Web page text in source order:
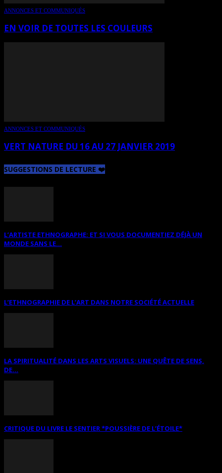
ANNONCES ET COMMUNIQUÉS
EN VOIR DE TOUTES LES COULEURS
ANNONCES ET COMMUNIQUÉS
VERT NATURE DU 16 AU 27 JANVIER 2019
SUGGESTIONS DE LECTURE ❤️
L’ARTISTE ETHNOGRAPHE: ET SI VOUS DOCUMENTIEZ DÉJÀ UN
MONDE SANS LE...
L’ETHNOGRAPHIE DE L’ART DANS NOTRE SOCIÉTÉ ACTUELLE
LA SPIRITUALITÉ DANS LES ARTS VISUELS: UNE QUÊTE DE SENS,
DE...
CRITIQUE DU LIVRE LE SENTIER *POUSSIÈRE DE L’ÉTOILE*